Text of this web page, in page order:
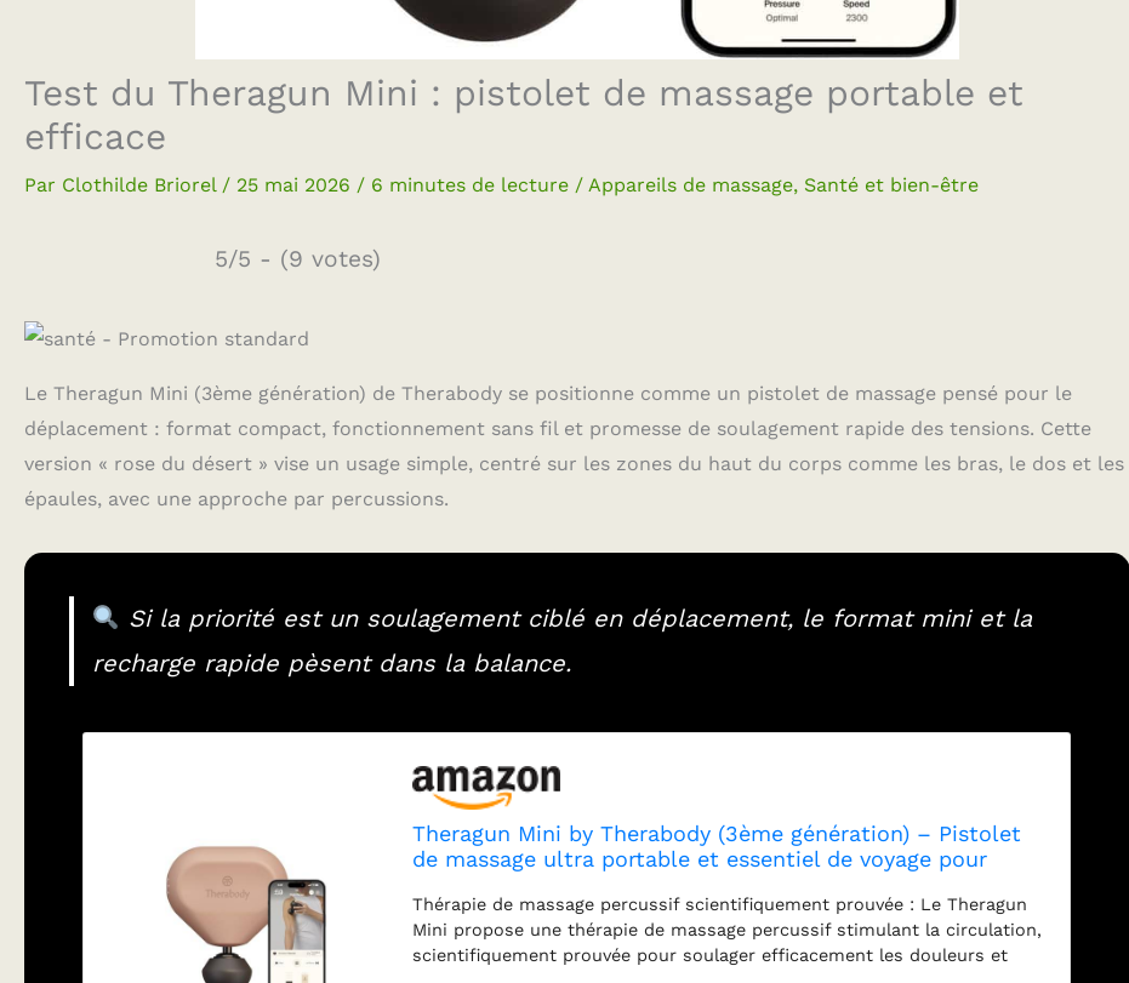
Test du Theragun Mini : pistolet de massage portable et
efficace
Par Clothilde Briorel / 25 mai 2026 / 6 minutes de lecture / Appareils de massage, Santé et bien-être
5/5 - (9 votes)
Le Theragun Mini (3ème génération) de Therabody se positionne comme un pistolet de massage pensé pour le
déplacement : format compact, fonctionnement sans fil et promesse de soulagement rapide des tensions. Cette
version « rose du désert » vise un usage simple, centré sur les zones du haut du corps comme les bras, le dos et les
épaules, avec une approche par percussions.
Si la priorité est un soulagement ciblé en déplacement, le format mini et la
recharge rapide pèsent dans la balance.
Theragun Mini by Therabody (3ème génération) – Pistolet
de massage ultra portable et essentiel de voyage pour
tension n'importe où, rose du désert
Thérapie de massage percussif scientifiquement prouvée : Le Theragun
Mini propose une thérapie de massage percussif stimulant la circulation,
scientifiquement prouvée pour soulager efficacement les douleurs et